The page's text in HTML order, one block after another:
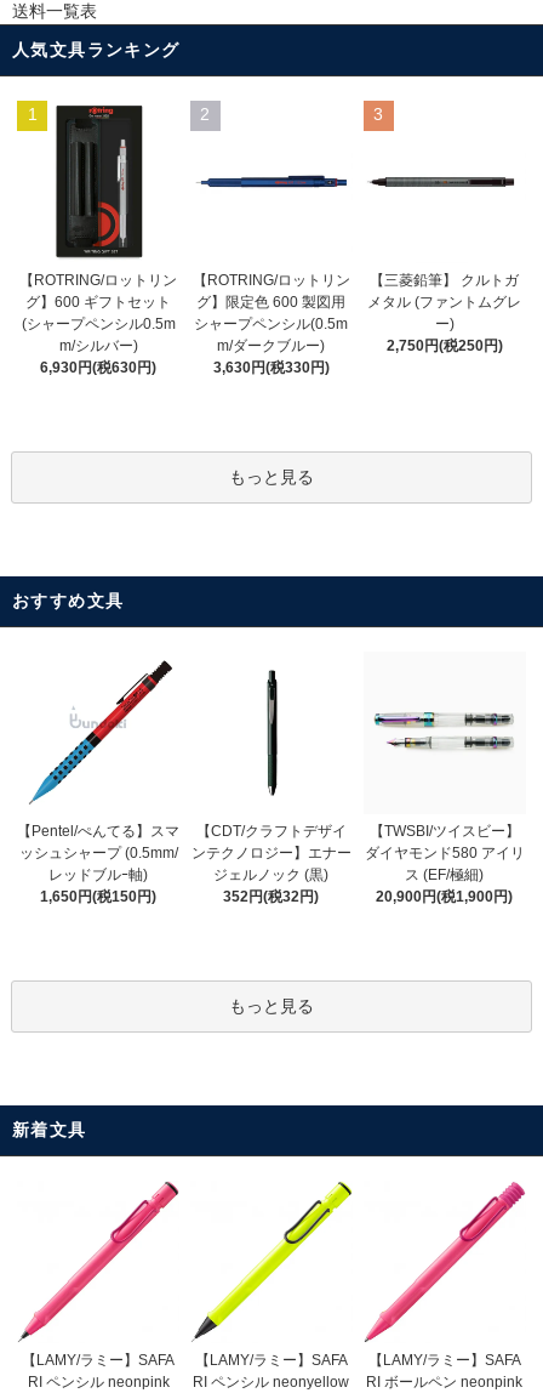
送料一覧表
人気文具ランキング
1
【ROTRING/ロットリン
グ】600 ギフトセット
(シャープペンシル0.5m
m/シルバー)
6,930円(税630円)
2
【ROTRING/ロットリン
グ】限定色 600 製図用
シャープペンシル(0.5m
m/ダークブルー)
3,630円(税330円)
3
【三菱鉛筆】 クルトガ
メタル (ファントムグレ
ー)
2,750円(税250円)
もっと見る
おすすめ文具
【Pentel/ぺんてる】スマ
ッシュシャープ (0.5mm/
レッドブルｰ軸)
1,650円(税150円)
【CDT/クラフトデザイ
ンテクノロジー】エナー
ジェルノック (黒)
352円(税32円)
【TWSBI/ツイスビー】
ダイヤモンド580 アイリ
ス (EF/極細)
20,900円(税1,900円)
もっと見る
新着文具
【LAMY/ラミー】SAFA
RI ペンシル neonpink
【LAMY/ラミー】SAFA
RI ペンシル neonyellow
【LAMY/ラミー】SAFA
RI ボールペン neonpink